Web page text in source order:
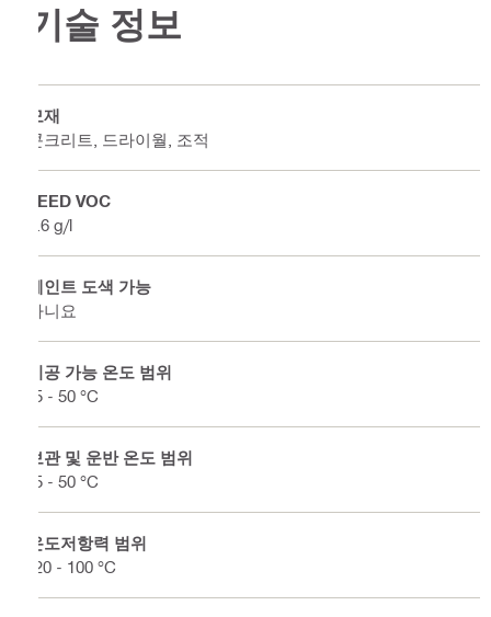
기술 정보
모재
콘크리트, 드라이월, 조적
LEED VOC
7.6 g/l
페인트 도색 가능
아니요
시공 가능 온도 범위
-5 - 50 °C
보관 및 운반 온도 범위
-5 - 50 °C
온도저항력 범위
-20 - 100 °C